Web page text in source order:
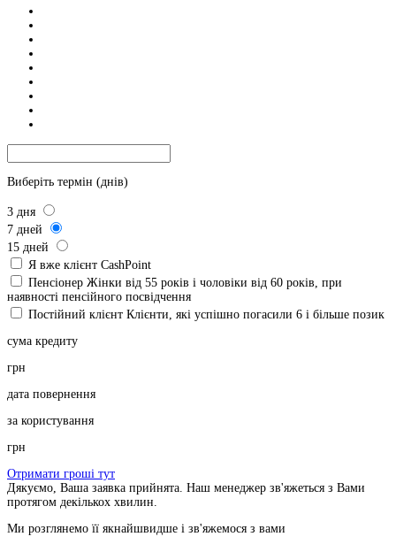
Виберіть термін (днів)
3 дня
7 дней
15 дней
Я вже клієнт CashPoint
Пенсіонер Жінки від 55 років і чоловіки від 60 років, при
наявності пенсійного посвідчення
Постійний клієнт Клієнти, які успішно погасили 6 і більше позик
сума кредиту
грн
дата повернення
за користування
грн
Отримати гроші тут
Дякуємо, Ваша заявка прийнята. Наш менеджер зв'яжеться з Вами
протягом декількох хвилин.
Ми розглянемо її якнайшвидше і зв'яжемося з вами